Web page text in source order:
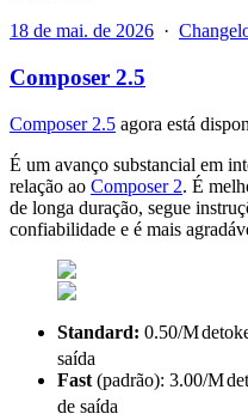
18 de mai. de 2026 ·
Composer 2.5
Composer 2.5 agora está
É um avanço substancial em
relação ao Composer 2. É
de longa duração, segue
confiabilidade e é mais
Standard: 0.50/Mdetok
saída
Fast (padrão): 3.00/Mdet
de saída